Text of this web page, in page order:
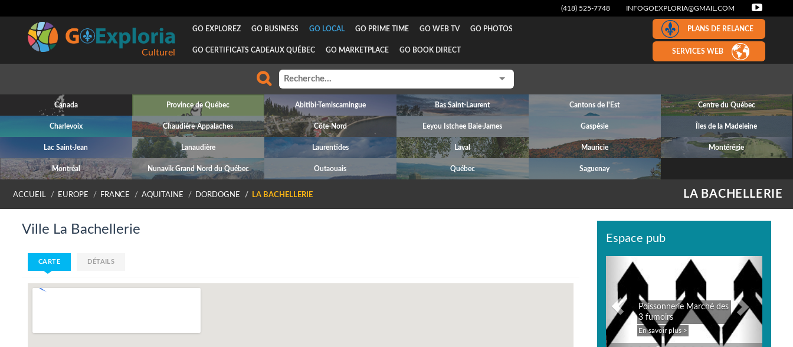
(418) 525-7748 INFOGOEXPLORIA@GMAIL.COM
Culturel
GO EXPLOREZ GO BUSINESS GO LOCAL GO PRIME TIME GO WEB TV GO PHOTOS
GO CERTIFICATS CADEAUX QUÉBEC GO MARKETPLACE GO BOOK DIRECT
PLANS DE RELANCE
SERVICES WEB
Canada Province de Québec Abitibi-Temiscamingue Bas Saint-Laurent Cantons de l'Est Centre du Québec
Charlevoix Chaudière-Appalaches Côte-Nord Eeyou Istchee Baie-James Gaspésie Îles de la Madeleine
Lac Saint-Jean Lanaudière Laurentides Laval Mauricie Montérégie
Montréal Nunavik Grand Nord du Québec Outaouais Québec Saguenay
LA BACHELLERIE
ACCUEIL EUROPE FRANCE AQUITAINE DORDOGNE LA BACHELLERIE
Ville La Bachellerie
CARTE DÉTAILS
Espace pub
Poissonnerie Marché des
3 fumoirs
En savoir plus >
Previous Next